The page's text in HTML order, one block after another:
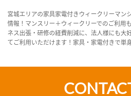
宮城エリアの家具家電付きウィークリーマン
情報！マンスリー＋ウィークリーでのご利用
ネス出張・研修の経費削減に、法人様にも大
てご利用いただけます！家具・家電付きで単